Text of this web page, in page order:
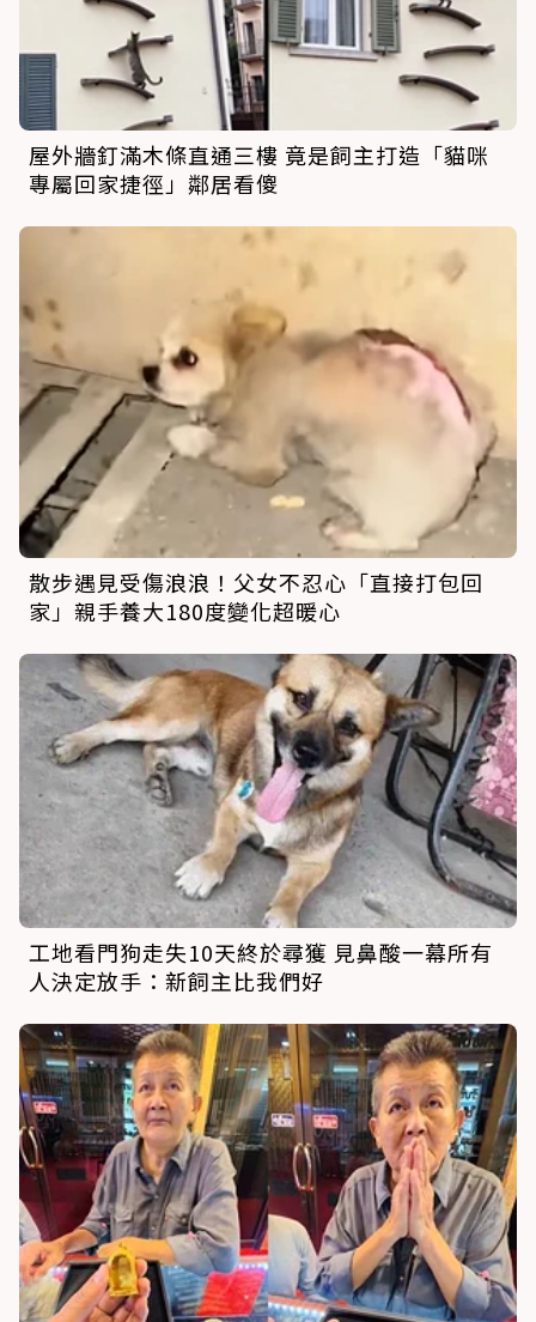
屋外牆釘滿木條直通三樓 竟是飼主打造「貓咪
專屬回家捷徑」鄰居看傻
散步遇見受傷浪浪！父女不忍心「直接打包回
家」親手養大180度變化超暖心
工地看門狗走失10天終於尋獲 見鼻酸一幕所有
人決定放手：新飼主比我們好